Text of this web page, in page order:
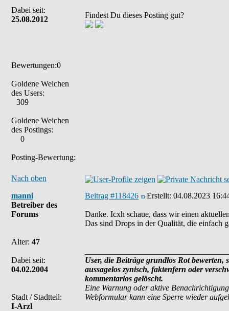
Dabei seit:
25.08.2012
Bewertungen:0
Goldene Weichen
des Users:
309
Goldene Weichen
des Postings:
0
Posting-Bewertung:
Findest Du dieses Posting gut?
Nach oben
manni
Betreiber des
Forums
Alter: 47
Dabei seit:
04.02.2004
Stadt / Stadtteil:
I-Arzl
Beitrag #118426 Erstellt: 04.08.2023
Danke. Icxh schaue, dass wir einen
Das sind Drops in der Qualität, die einfach
User, die Beiträge grundlos Rot
aussagelos zynisch, faktenfern oder
kommentarlos gelöscht.
Eine Warnung oder aktive
Webformular kann eine Sperre wieder